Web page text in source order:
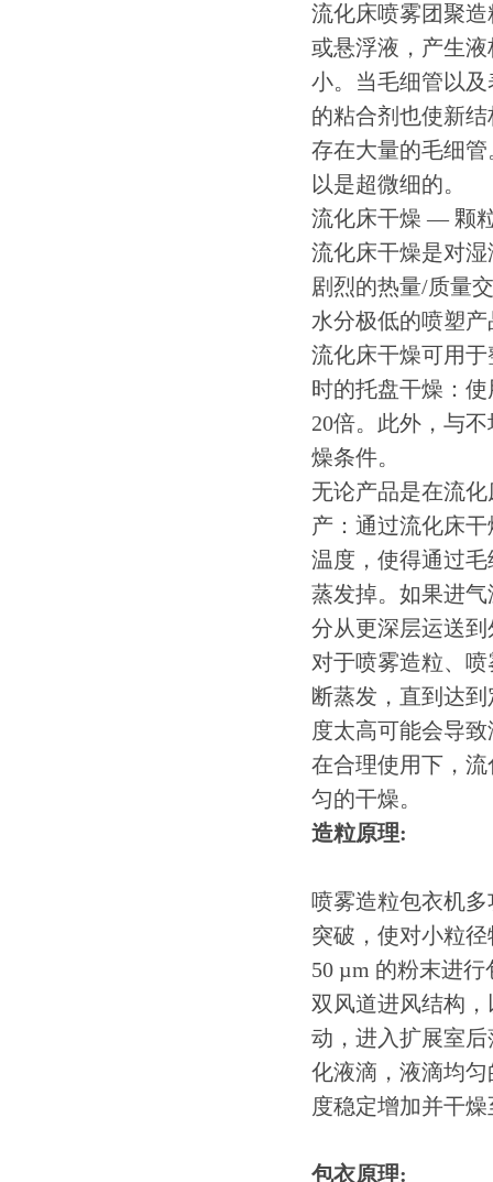
流化床喷雾团聚
或悬浮液，产生
小。当毛细管以
的粘合剂也使新
存在大量的毛细
以是超微细的。
流化床干燥 — 颗
流化床干燥是对
剧烈的热量/质量
水分极低的喷塑
流化床干燥可用
时的托盘干燥：
20倍。此外，与
燥条件。
无论产品是在流
产：通过流化床
温度，使得通过
蒸发掉。如果进
分从更深层运送
对于喷雾造粒、
断蒸发，直到达
度太高可能会导
在合理使用下，
匀的干燥。
造粒原理:
喷雾造粒包衣机
突破，使对小粒
50 µm 的粉末进
双风道进风结构
动，进入扩展室
化液滴，液滴均
度稳定增加并干
包衣原理: